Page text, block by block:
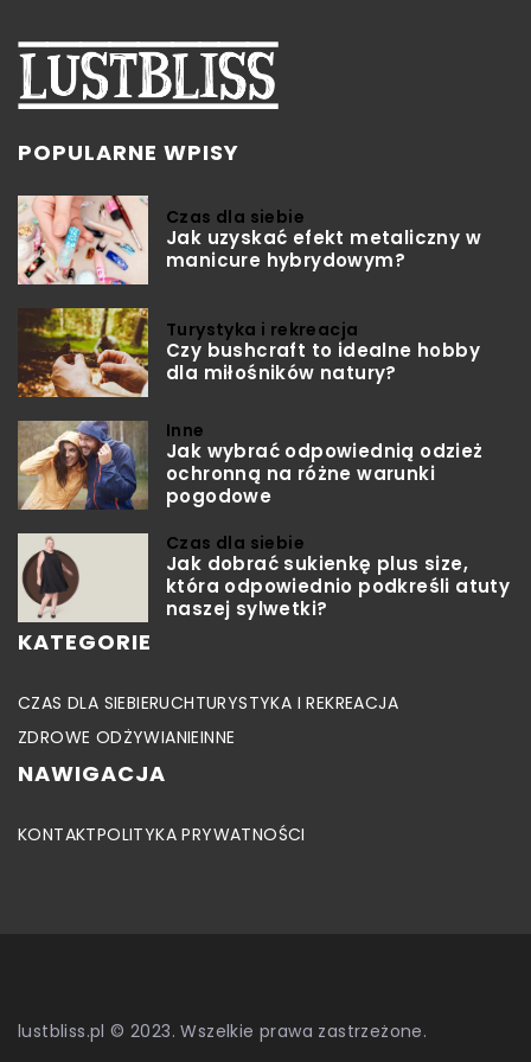
POPULARNE WPISY
Czas dla siebie
Jak uzyskać efekt metaliczny w
manicure hybrydowym?
Turystyka i rekreacja
Czy bushcraft to idealne hobby
dla miłośników natury?
Inne
Jak wybrać odpowiednią odzież
ochronną na różne warunki
pogodowe
Czas dla siebie
Jak dobrać sukienkę plus size,
która odpowiednio podkreśli atuty
naszej sylwetki?
KATEGORIE
CZAS DLA SIEBIERUCHTURYSTYKA I REKREACJA
ZDROWE ODŻYWIANIEINNE
NAWIGACJA
KONTAKTPOLITYKA PRYWATNOŚCI
lustbliss.pl © 2023. Wszelkie prawa zastrzeżone.